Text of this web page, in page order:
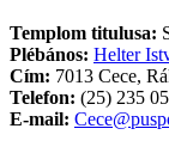
Templom titulusa:
Plébános: Helter
Cím: 7013 Cece,
Telefon: (25) 235
E-mail: